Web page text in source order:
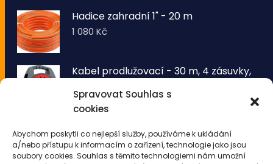
Spravovat Souhlas s
cookies
Abychom poskytli co nejlepší služby, používáme k ukládání
a/nebo přístupu k informacím o zařízení, technologie jako jsou
soubory cookies. Souhlas s těmito technologiemi nám umožní
Hadice zahradní 1" - 20 m
1 080Kč
Kabel prodlužovací - 30 m, 4 zásuvky,
1 260Kč
drátů 50 LED - teplá bílá
343Kč